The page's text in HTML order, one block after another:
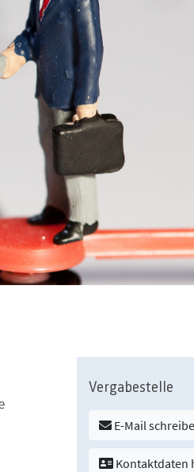
Vergabestelle
E-Mail
Kontaktdaten